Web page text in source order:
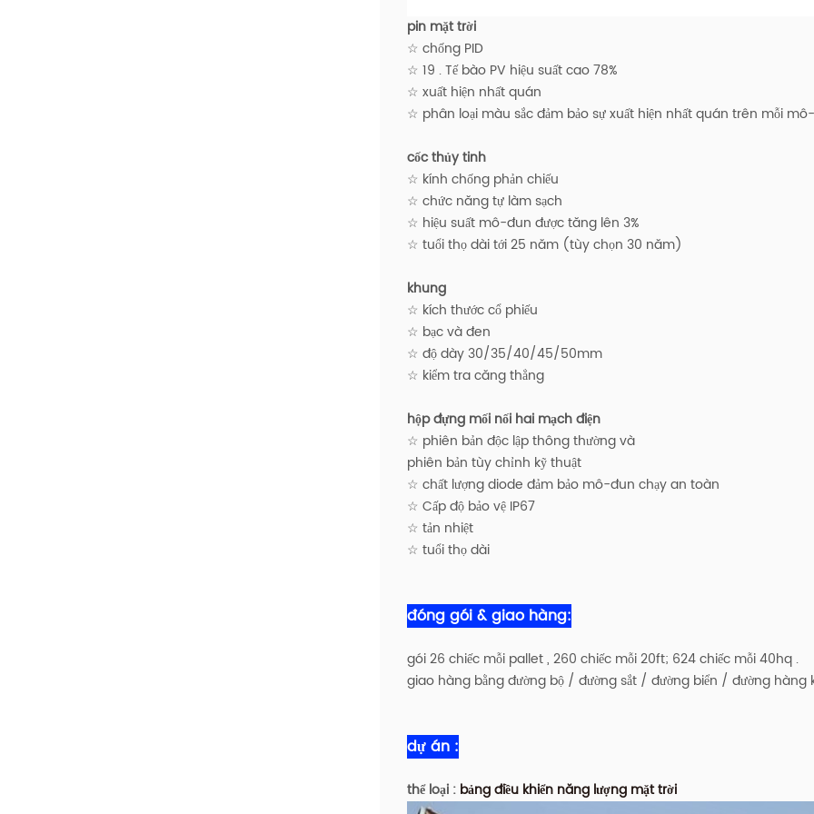
pin mặt trời
☆ chống PID
☆ 19 . Tế bào PV hiệu suất cao 78%
☆ xuất hiện nhất quán
☆ phân loại màu sắc đảm bảo sự xuất hiện nhất quán trên mỗi
cốc thủy tinh
☆ kính chống phản chiếu
☆ chức năng tự làm sạch
☆ hiệu suất mô-đun được tăng lên 3%
☆ tuổi thọ dài tới 25 năm (tùy chọn 30 năm)
khung
☆ kích thước cổ phiếu
☆ bạc và đen
☆ độ dày 30/35/40/45/50mm
☆ kiểm tra căng thẳng
hộp đựng mối nối hai mạch điện
☆ phiên bản độc lập thông thường và
phiên bản tùy chỉnh kỹ thuật
☆ chất lượng diode đảm bảo mô-đun chạy an toàn
☆ Cấp độ bảo vệ IP67
☆ tản nhiệt
☆ tuổi thọ dài
đóng gói & giao hàng:
gói 26 chiếc mỗi pallet , 260 chiếc mỗi 20ft; 624 chiếc mỗi 40hq .
giao hàng bằng đường bộ / đường sắt / đường biển / đường hàng
dự án :
thể loại :bảng điều khiển năng lượng mặt trời